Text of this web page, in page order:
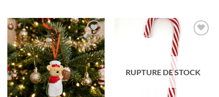
Ajouter
à la liste
d'envie
RUPTURE DE STOCK